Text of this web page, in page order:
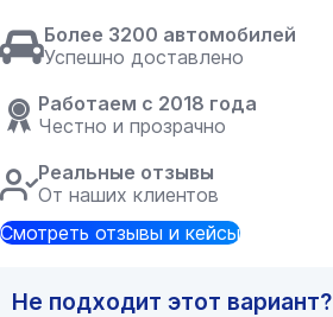
Более 3200 автомобилей
Успешно доставлено
Работаем с 2018 года
Честно и прозрачно
Реальные отзывы
От наших клиентов
Смотреть отзывы и кейсы
Не подходит этот вариант?